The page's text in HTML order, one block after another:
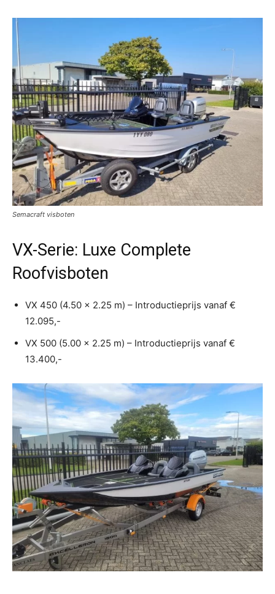
Semacraft visboten
VX-Serie: Luxe Complete
Roofvisboten
VX 450 (4.50 x 2.25 m) – Introductieprijs vanaf €
12.095,-
VX 500 (5.00 x 2.25 m) – Introductieprijs vanaf €
13.400,-